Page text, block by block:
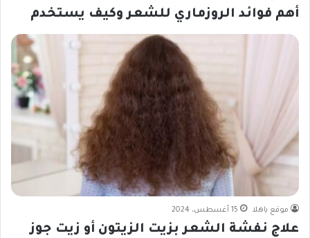
أهم فوائد الروزماري للشعر وكيف يستخدم
موقع ياهلا 15 أغسطس، 2024
علاج نفشة الشعر بزيت الزيتون أو زيت جوز